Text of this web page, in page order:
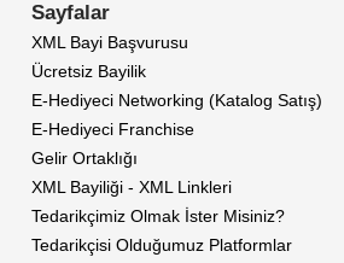
Sayfalar
XML Bayi Başvurusu
Ücretsiz Bayilik
E-Hediyeci Networking (Katalog Satış)
E-Hediyeci Franchise
Gelir Ortaklığı
XML Bayiliği - XML Linkleri
Tedarikçimiz Olmak İster Misiniz?
Tedarikçisi Olduğumuz Platformlar